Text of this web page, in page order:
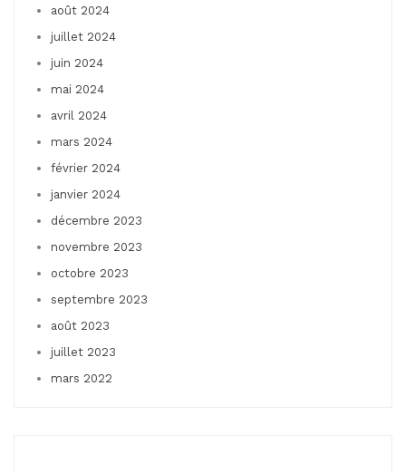
août 2024
juillet 2024
juin 2024
mai 2024
avril 2024
mars 2024
février 2024
janvier 2024
décembre 2023
novembre 2023
octobre 2023
septembre 2023
août 2023
juillet 2023
mars 2022